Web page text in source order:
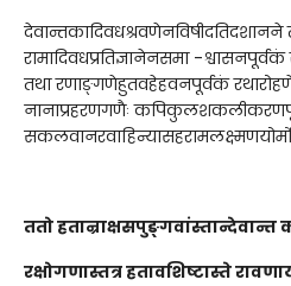
देवान्तकादिवधश्रवणेनविषीदतिदशानने
रामादिवधप्रतिज्ञानेनसमा -
तथा रणाङ्गणेहुतवहेहवनपूर्वकं
नानाप्रहरणगणैः
ततो हतान्राक्षसपुङ्गवांस्तान्देवान्त
रक्षोगणास्तत्र हतावशिष्टास्ते